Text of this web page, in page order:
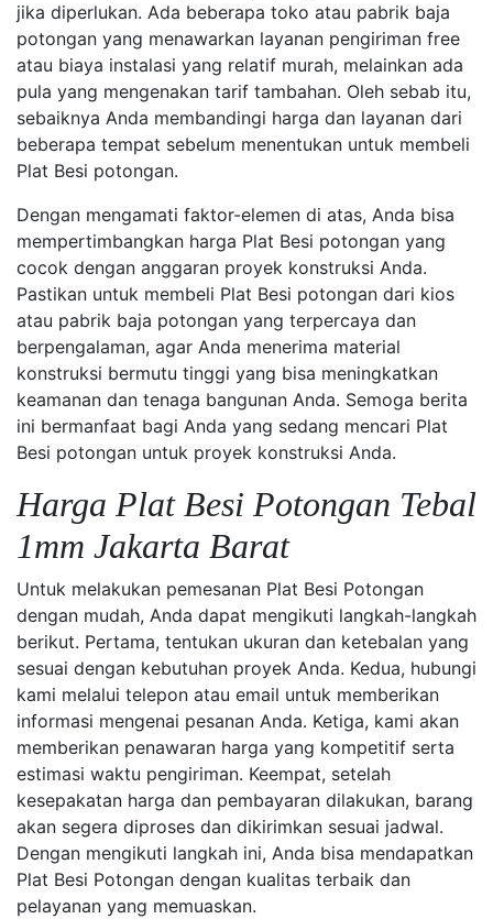
jika diperlukan. Ada beberapa toko atau pabrik baja
potongan yang menawarkan layanan pengiriman free
atau biaya instalasi yang relatif murah, melainkan ada
pula yang mengenakan tarif tambahan. Oleh sebab itu,
sebaiknya Anda membandingi harga dan layanan dari
beberapa tempat sebelum menentukan untuk membeli
Plat Besi potongan.
Dengan mengamati faktor-elemen di atas, Anda bisa
mempertimbangkan harga Plat Besi potongan yang
cocok dengan anggaran proyek konstruksi Anda.
Pastikan untuk membeli Plat Besi potongan dari kios
atau pabrik baja potongan yang terpercaya dan
berpengalaman, agar Anda menerima material
konstruksi bermutu tinggi yang bisa meningkatkan
keamanan dan tenaga bangunan Anda. Semoga berita
ini bermanfaat bagi Anda yang sedang mencari Plat
Besi potongan untuk proyek konstruksi Anda.
Harga Plat Besi Potongan Tebal
1mm Jakarta Barat
Untuk melakukan pemesanan Plat Besi Potongan
dengan mudah, Anda dapat mengikuti langkah-langkah
berikut. Pertama, tentukan ukuran dan ketebalan yang
sesuai dengan kebutuhan proyek Anda. Kedua, hubungi
kami melalui telepon atau email untuk memberikan
informasi mengenai pesanan Anda. Ketiga, kami akan
memberikan penawaran harga yang kompetitif serta
estimasi waktu pengiriman. Keempat, setelah
kesepakatan harga dan pembayaran dilakukan, barang
akan segera diproses dan dikirimkan sesuai jadwal.
Dengan mengikuti langkah ini, Anda bisa mendapatkan
Plat Besi Potongan dengan kualitas terbaik dan
pelayanan yang memuaskan.